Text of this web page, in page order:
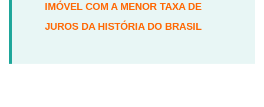
IMÓVEL COM A MENOR TAXA DE
JUROS DA HISTÓRIA DO BRASIL